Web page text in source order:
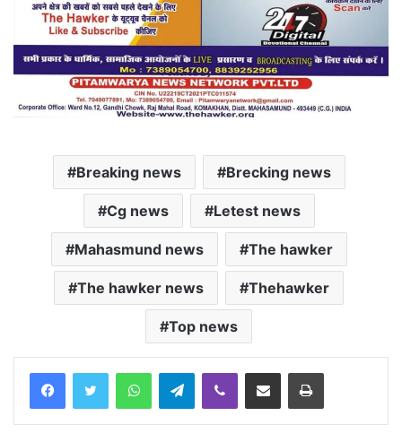
Breaking news Brecking news
Cg news Letest news
Mahasmund news The hawker
The hawker news Thehawker
Top news
FacebookTwitterWhatsAppTelegramViber Share via Email Print